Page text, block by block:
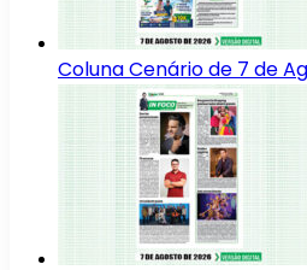
Coluna Cenário de 7 de